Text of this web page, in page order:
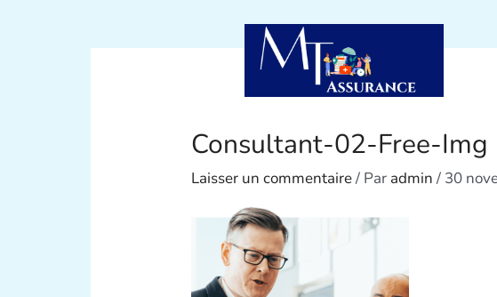
Consultant-02-Free-Img
Laisser un commentaire/ Par admin/ 30